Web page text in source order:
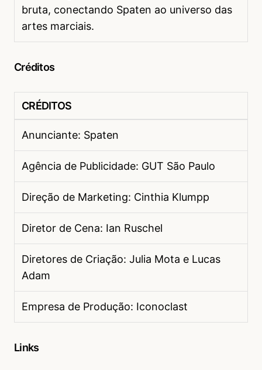
bruta, conectando Spaten ao universo das
artes marciais.
Créditos
CRÉDITOS
Anunciante: Spaten
Agência de Publicidade: GUT São Paulo
Direção de Marketing: Cinthia Klumpp
Diretor de Cena: Ian Ruschel
Diretores de Criação: Julia Mota e Lucas
Adam
Empresa de Produção: Iconoclast
Links